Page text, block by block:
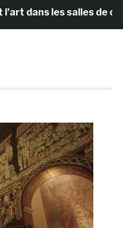
salles de classe des